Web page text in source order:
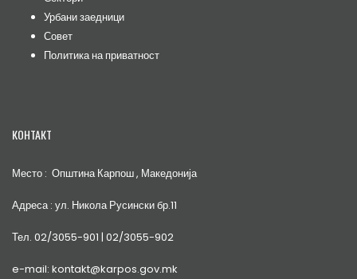
Урбани заедници
Совет
Политика на приватност
КОНТАКТ
Место : Општина Карпош , Македонија
Адреса : ул. Никола Русински бр.11
Тел. 02/3055-901 | 02/3055-902
e-mail: kontakt@karpos.gov.mk